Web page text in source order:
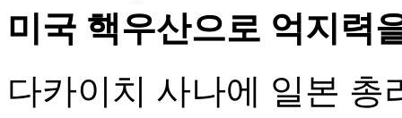
미국 핵우산으로 억지력
다카이치 사나에 일본 총